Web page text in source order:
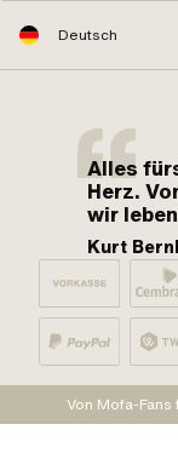
Deutsch
Alles
Herz.
wir
Kurt
Von Mofa-Fans